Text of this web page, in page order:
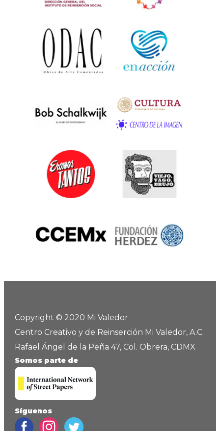
Copyright © 2020 Mi Valedor
Centro Creativo y de Reinserción Mi Valedor, A.C.
Rafael Ángel de la Peña 47, Col. Obrera, CDMX
Somos parte de
Síguenos